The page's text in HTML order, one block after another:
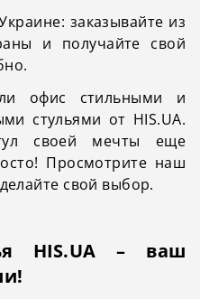
заказывайте из
и получайте свой
офис стильными и
стульями от HIS.UA.
своей мечты еще
Просмотрите наш
свой выбор.
HIS.UA – ваш